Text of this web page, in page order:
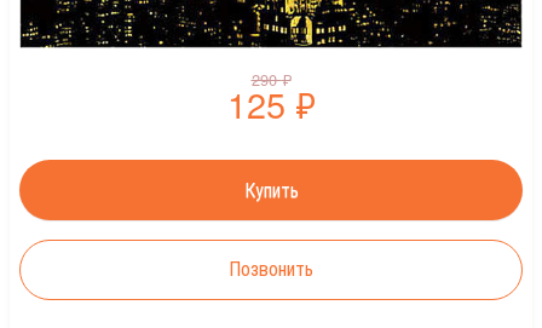
290₽
125 ₽
Позвонить